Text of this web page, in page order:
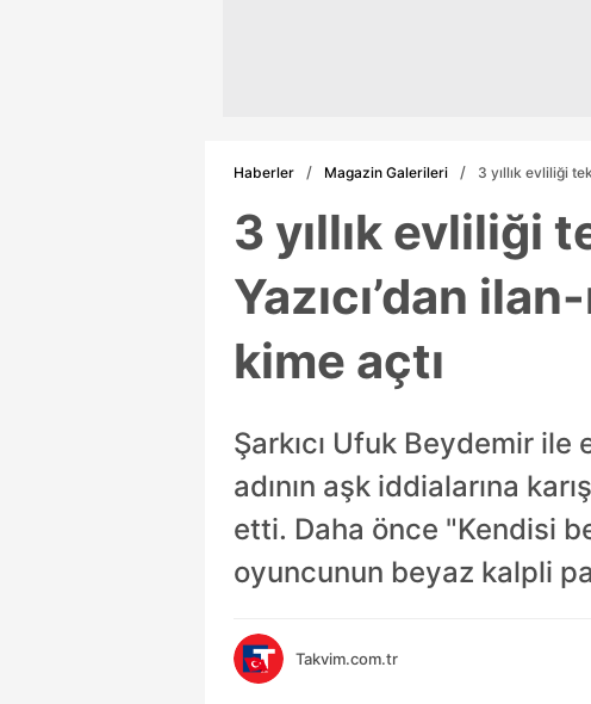
Haberler Magazin Galerileri 3 yıllık evliliği
3 yıllık evliliği
Yazıcı’dan
kime açtı
Şarkıcı Ufuk Beydemir
adının aşk iddialarına
etti. Daha önce "Kendisi
oyuncunun beyaz kalpli
Takvim.com.tr